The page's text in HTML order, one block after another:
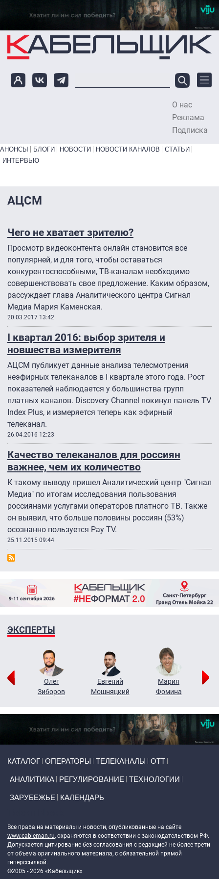
Перейти к основному содержанию
О нас
Реклама
Подписка
Primary links bottom
АНОНСЫ БЛОГИ НОВОСТИ НОВОСТИ КАНАЛОВ
СТАТЬИ
ИНТЕРВЬЮ
АЦСМ
Чего не хватает зрителю?
Просмотр видеоконтента онлайн становится все
популярней, и для того, чтобы оставаться
конкурентоспособными, ТВ-каналам необходимо
совершенствовать свое предложение. Каким образом,
рассуждает глава Аналитического центра Сигнал
Медиа Мария Каменская.
20.03.2017 13:42
I квартал 2016: выбор зрителя и
новшества измерителя
АЦСМ публикует данные анализа телесмотрения
неэфирных телеканалов в I квартале этого года. Рост
показателей наблюдается у большинства групп
платных каналов. Discovery Channel покинул панель TV
Index Plus, и измеряется теперь как эфирный
телеканал.
26.04.2016 12:23
Качество телеканалов для россиян
важнее, чем их количество
К такому выводу пришел Аналитический центр "Сигнал
Медиа" по итогам исследования пользования
россиянами услугами операторов платного ТВ. Также
он выявил, что больше половины россиян (53%)
осознанно пользуется Pay TV.
25.11.2015 09:44
ЭКСПЕРТЫ
Олег
Зиборов
Евгений
Мошняцкий
Мария
Фомина
КАТАЛОГ ОПЕРАТОРЫ ТЕЛЕКАНАЛЫ ОТТ
АНАЛИТИКА РЕГУЛИРОВАНИЕ ТЕХНОЛОГИИ
ЗАРУБЕЖЬЕ КАЛЕНДАРЬ
Все права на материалы и новости, опубликованные на сайте
www.cableman.ru, охраняются в соответствии с законодательством РФ.
Допускается цитирование без согласования с редакцией не более трети
от объема оригинального материала, с обязательной прямой
гиперссылкой.
©2005 - 2026 «Кабельщик»